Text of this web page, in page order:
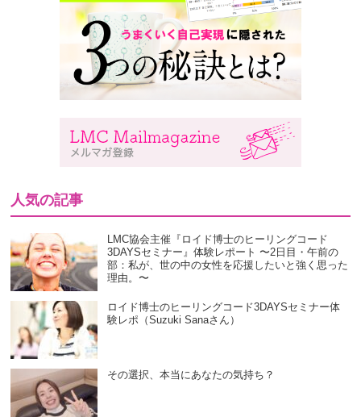
人気の記事
LMC協会主催『ロイド博士のヒーリングコード
3DAYSセミナー』体験レポート 〜2日目・午前の
部：私が、世の中の女性を応援したいと強く思った
理由。〜
ロイド博士のヒーリングコード3DAYSセミナー体
験レポ（Suzuki Sanaさん）
その選択、本当にあなたの気持ち？